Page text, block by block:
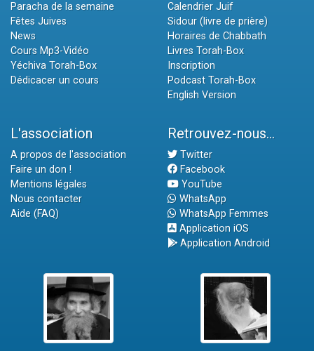
Paracha de la semaine
Fêtes Juives
News
Cours Mp3-Vidéo
Yéchiva Torah-Box
Dédicacer un cours
Calendrier Juif
Sidour (livre de prière)
Horaires de Chabbath
Livres Torah-Box
Inscription
Podcast Torah-Box
English Version
L'association
A propos de l'association
Faire un don !
Mentions légales
Nous contacter
Aide (FAQ)
Retrouvez-nous...
Twitter
Facebook
YouTube
WhatsApp
WhatsApp Femmes
Application iOS
Application Android